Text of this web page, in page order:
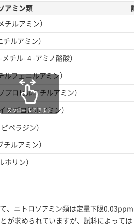
アミン類
許
チルアミン）
ルアミン）
チル-４-アミノ酪酸）
ルフェニルアミン）
プロピルエチルアミン）
ソプロピルアミン）
ペラジン）
チルアミン）
ホリン）
スクロールできます
、ニトロソアミン類は定量下限0.03ppm
が求められていますが、試料によっては